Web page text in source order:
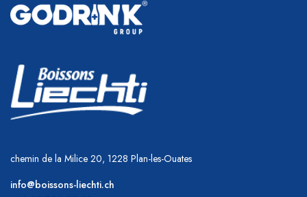
chemin de la Milice 20, 1228 Plan-les-Ouates
info@boissons-liechti.ch